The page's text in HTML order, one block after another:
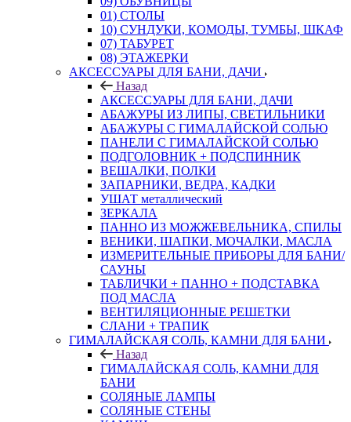
01) СТОЛЫ
10) СУНДУКИ, КОМОДЫ, ТУМБЫ, ШКАФ
07) ТАБУРЕТ
08) ЭТАЖЕРКИ
АКСЕССУАРЫ ДЛЯ БАНИ, ДАЧИ
Назад
АКСЕССУАРЫ ДЛЯ БАНИ, ДАЧИ
АБАЖУРЫ ИЗ ЛИПЫ, СВЕТИЛЬНИКИ
АБАЖУРЫ С ГИМАЛАЙСКОЙ СОЛЬЮ
ПАНЕЛИ С ГИМАЛАЙСКОЙ СОЛЬЮ
ПОДГОЛОВНИК + ПОДСПИННИК
ВЕШАЛКИ, ПОЛКИ
ЗАПАРНИКИ, ВЕДРА, КАДКИ
УШАТ металлический
ЗЕРКАЛА
ПАННО ИЗ МОЖЖЕВЕЛЬНИКА, СПИЛЫ
ВЕНИКИ, ШАПКИ, МОЧАЛКИ, МАСЛА
ИЗМЕРИТЕЛЬНЫЕ ПРИБОРЫ ДЛЯ БАНИ/
САУНЫ
ТАБЛИЧКИ + ПАННО + ПОДСТАВКА
ПОД МАСЛА
ВЕНТИЛЯЦИОННЫЕ РЕШЕТКИ
СЛАНИ + ТРАПИК
ГИМАЛАЙСКАЯ СОЛЬ, КАМНИ ДЛЯ БАНИ
Назад
ГИМАЛАЙСКАЯ СОЛЬ, КАМНИ ДЛЯ
БАНИ
СОЛЯНЫЕ ЛАМПЫ
СОЛЯНЫЕ СТЕНЫ